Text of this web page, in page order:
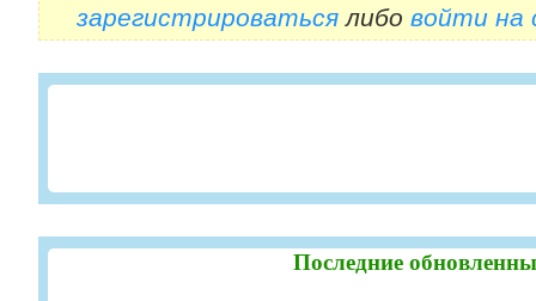
зарегистрироваться либо войти на
Последние